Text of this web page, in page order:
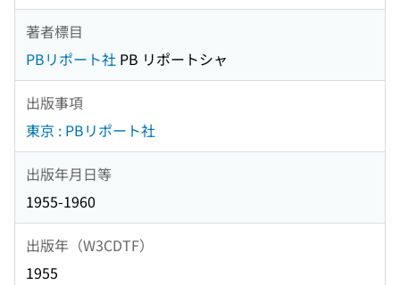
著者標目
PBリポート社 PB リポートシャ
出版事項
東京 : PBリポート社
出版年月日等
1955-1960
出版年（W3CDTF）
1955